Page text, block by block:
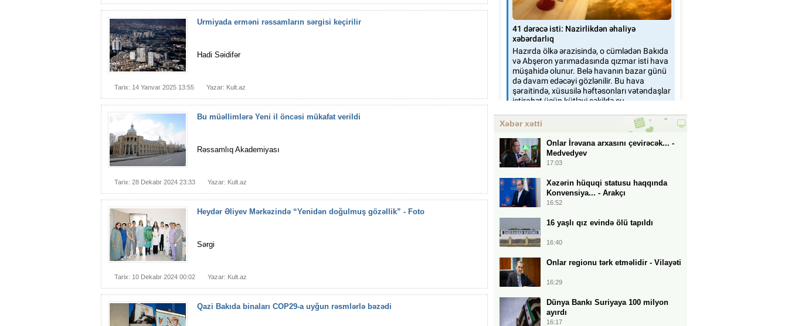
Urmiyada erməni rəssamların sərgisi keçirilir
Hadi Səidifər
Tarix: 14 Yanvar 2025 13:55 Yazar: Kult.az
Bu müəllimlərə Yeni il öncəsi mükafat verildi
Rəssamlıq Akademiyası
Tarix: 28 Dekabr 2024 23:33 Yazar: Kult.az
Heydər Əliyev Mərkəzində “Yenidən doğulmuş gözəllik” - Foto
Sərgi
Tarix: 10 Dekabr 2024 00:02 Yazar: Kult.az
Qazi Bakıda binaları COP29-a uyğun rəsmlərlə bəzədi
Xəbər xətti
Onlar İrəvana arxasını çevirəcək... -
Medvedyev
17:03
Xəzərin hüquqi statusu haqqında
Konvensiya... - Arakçı
16:52
16 yaşlı qız evində ölü tapıldı
16:40
Onlar regionu tərk etməlidir - Vilayəti
16:29
Dünya Bankı Suriyaya 100 milyon
ayırdı
16:17